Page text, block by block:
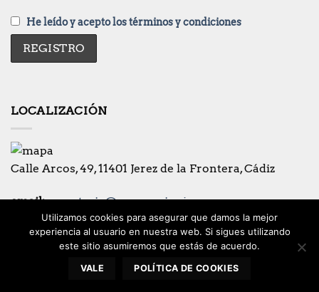
He leído y acepto los términos y condiciones
LOCALIZACIÓN
Calle Arcos, 49, 11401 Jerez de la Frontera, Cádiz
email: secretaria@coronacionjerez.es
Teléfono:956-321221
Copyright 2026 © Hermandad de la Coronación
Utilizamos cookies para asegurar que damos la mejor
experiencia al usuario en nuestra web. Si sigues utilizando
este sitio asumiremos que estás de acuerdo.
VALE POLÍTICA DE COOKIES